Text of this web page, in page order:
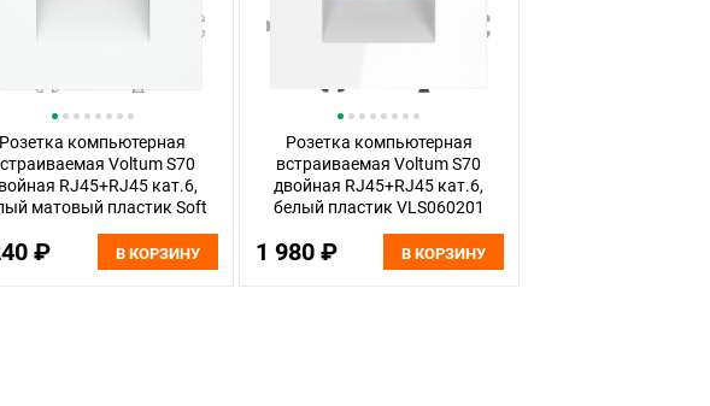
Розетка компьютерная
Voltum S70
RJ45+RJ45 кат.6,
матовый пластик Soft
₽ В КОРЗИНУ
Розетка компьютерная
встраиваемая Voltum S70
двойная RJ45+RJ45 кат.6,
белый пластик VLS060201
1 980 ₽ В КОРЗИНУ